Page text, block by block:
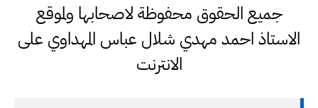
جميع الحقوق محفوظة لاصحابها ولموقع
الاستاذ احمد مهدي شلال عباس المهداوي على
الانترنت